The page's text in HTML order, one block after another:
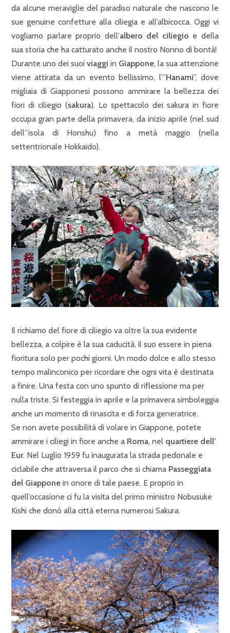
da alcune meraviglie del paradiso naturale che nascono le
sue genuine confetture alla ciliegia e all’albicocca. Oggi vi
vogliamo parlare proprio dell’albero del ciliegio e della
sua storia che ha catturato anche il nostro Nonno di bontà!
Durante uno dei suoi viaggi in Giappone, la sua attenzione
viene attirata da un evento bellissimo, l’”Hanami”, dove
migliaia di Giapponesi possono ammirare la bellezza dei
fiori di ciliegio (sakura). Lo spettacolo dei sakura in fiore
occupa gran parte della primavera, da inizio aprile (nel sud
dell”isola di Honshu) fino a metà maggio (nella
settentrionale Hokkaido).
Il richiamo del fiore di ciliegio va oltre la sua evidente
bellezza, a colpire è la sua caducità, il suo essere in piena
fioritura solo per pochi giorni. Un modo dolce e allo stesso
tempo malinconico per ricordare che ogni vita è destinata
a finire. Una festa con uno spunto di riflessione ma per
nulla triste. Si festeggia in aprile e la primavera simboleggia
anche un momento di rinascita e di forza generatrice.
Se non avete possibilità di volare in Giappone, potete
ammirare i ciliegi in fiore anche a Roma, nel quartiere dell’
Eur. Nel Luglio 1959 fu inaugurata la strada pedonale e
ciclabile che attraversa il parco che si chiama Passeggiata
del Giappone in onore di tale paese. E proprio in
quell’occasione ci fu la visita del primo ministro Nobusuke
Kishi che donò alla città eterna numerosi Sakura.